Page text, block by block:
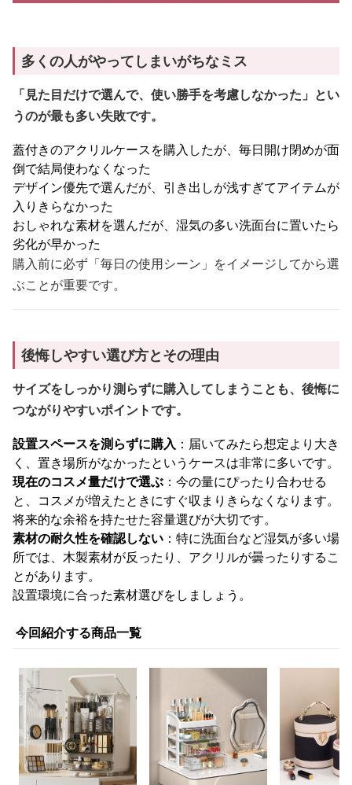
多くの人がやってしまいがちなミス
「見た目だけで選んで、使い勝手を考慮しなかった」とい
うのが最も多い失敗です。
蓋付きのアクリルケースを購入したが、毎日開け閉めが面
倒で結局使わなくなった
デザイン優先で選んだが、引き出しが浅すぎてアイテムが
入りきらなかった
おしゃれな素材を選んだが、湿気の多い洗面台に置いたら
劣化が早かった
購入前に必ず「毎日の使用シーン」をイメージしてから選
ぶことが重要です。
後悔しやすい選び方とその理由
サイズをしっかり測らずに購入してしまうことも、後悔に
つながりやすいポイントです。
設置スペースを測らずに購入 ：届いてみたら想定より大き
く、置き場所がなかったというケースは非常に多いです。
現在のコスメ量だけで選ぶ ：今の量にぴったり合わせる
と、コスメが増えたときにすぐ収まりきらなくなります。
将来的な余裕を持たせた容量選びが大切です。
素材の耐久性を確認しない ：特に洗面台など湿気が多い場
所では、木製素材が反ったり、アクリルが曇ったりするこ
とがあります。
設置環境に合った素材選びをしましょう。
今回紹介する商品一覧